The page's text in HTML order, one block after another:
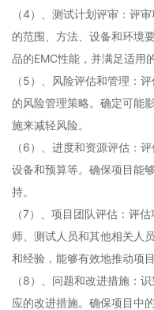
（4）、 测试计划评审：评
的范围、方法、设备和环境
品的EMC性能，并满足适用
（5）、
风险评估和管理：
的风险管理策略。确定可能
施来减轻风险。
（6）、 进度和资源评估：评
设备和预算等。确保项目能
持。
（7）、 项目团队评估：评
师、测试人员和其他相关人
和经验，能够有效地推动项
（8）、 问题和改进措施：
应的改进措施。确保项目中